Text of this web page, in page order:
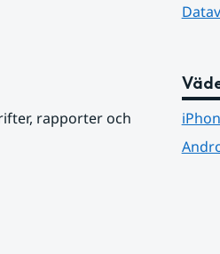
rapporter och